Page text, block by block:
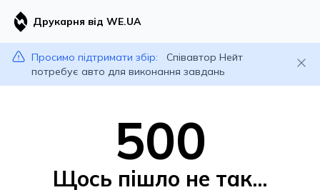
Друкарня від WE.UA
Просимо підтримати збір:
Співавтор Нейт
потребує авто для виконання завдань
500
Щось пішло не так...